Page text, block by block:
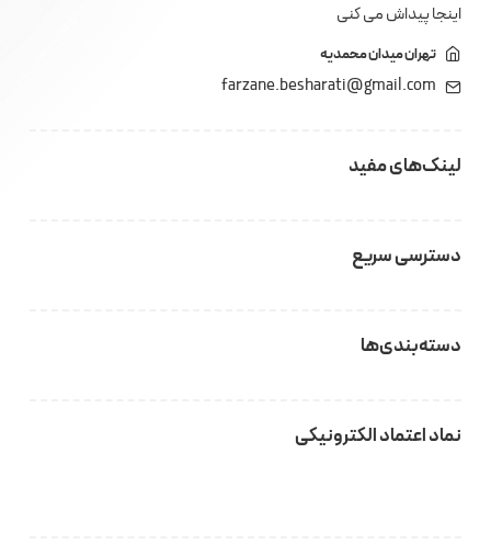
اینجا پیداش می کنی
تهران میدان محمدیه
farzane.besharati@gmail.com
لینک‌های مفید
دسترسی سریع
دسته‌بندی‌ها
نماد اعتماد الکترونیکی